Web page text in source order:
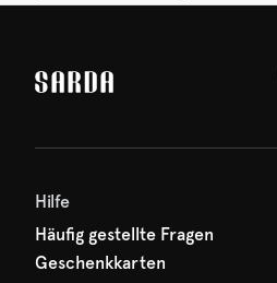
14 Tagen.
erste Bestellung
Hilfe
Häufig gestellte Fragen
Geschenkkarten